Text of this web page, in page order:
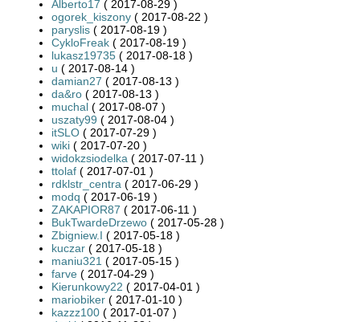
Alberto17 ( 2017-08-29 )
ogorek_kiszony ( 2017-08-22 )
paryslis ( 2017-08-19 )
CykloFreak ( 2017-08-19 )
lukasz19735 ( 2017-08-18 )
u ( 2017-08-14 )
damian27 ( 2017-08-13 )
da&ro ( 2017-08-13 )
muchal ( 2017-08-07 )
uszaty99 ( 2017-08-04 )
itSLO ( 2017-07-29 )
wiki ( 2017-07-20 )
widokzsiodelka ( 2017-07-11 )
ttolaf ( 2017-07-01 )
rdklstr_centra ( 2017-06-29 )
modq ( 2017-06-19 )
ZAKAPIOR87 ( 2017-06-11 )
BukTwardeDrzewo ( 2017-05-28 )
Zbigniew.I ( 2017-05-18 )
kuczar ( 2017-05-18 )
maniu321 ( 2017-05-15 )
farve ( 2017-04-29 )
Kierunkowy22 ( 2017-04-01 )
mariobiker ( 2017-01-10 )
kazzz100 ( 2017-01-07 )